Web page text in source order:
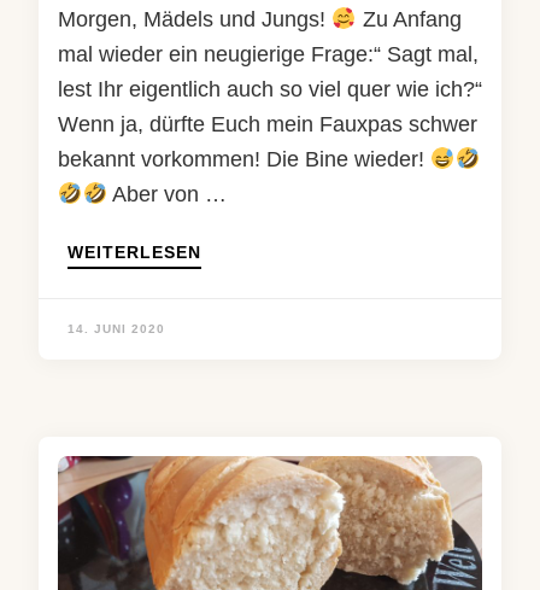
Morgen, Mädels und Jungs!
Zu Anfang
mal wieder ein neugierige Frage:“ Sagt mal,
lest Ihr eigentlich auch so viel quer wie ich?“
Wenn ja, dürfte Euch mein Fauxpas schwer
bekannt vorkommen! Die Bine wieder!
Aber von …
WEITERLESEN
14. JUNI 2020